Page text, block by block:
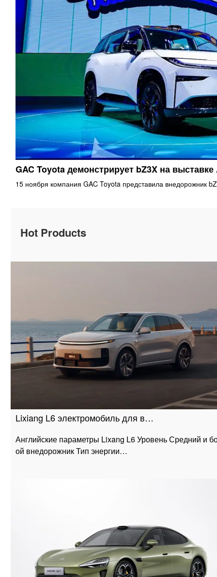
GAC Toyota демонстрирует bZ3X на
15 ноября компания GAC Toyota представила внедорожник
Hot Products
Lixiang L6 электромобиль для в…
Английские параметры Lixang L6 Уровень Средний и
ой внедорожник Тип энергии…